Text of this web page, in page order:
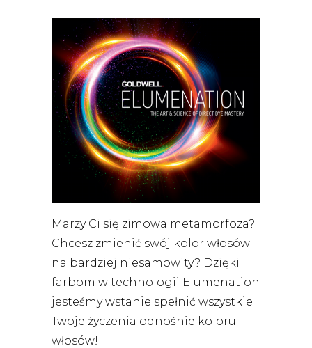
Marzy Ci się zimowa metamorfoza?
Chcesz zmienić swój kolor włosów
na bardziej niesamowity? Dzięki
farbom w technologii Elumenation
jesteśmy wstanie spełnić wszystkie
Twoje życzenia odnośnie koloru
włosów!